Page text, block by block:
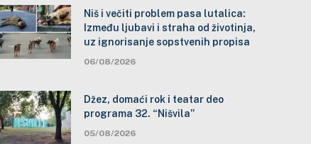
Niš i večiti problem pasa lutalica:
Između ljubavi i straha od životinja,
uz ignorisanje sopstvenih propisa
06/08/2026
Džez, domaći rok i teatar deo
programa 32. “Nišvila”
05/08/2026